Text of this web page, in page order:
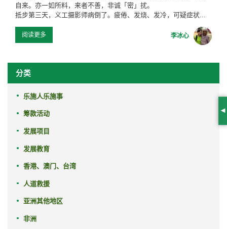
自来。亦一如所料，来者不善，非诚「密」扰。
抵步第三天，义工摄影师病倒了。疲倦、发烧、发冷，可疑症状...
阅读更多 李冰心
分类
乐施人乐施事
筹款活动
发展项目
发展教育
香港、澳门、台湾
人道救援
亚洲其他地区
非洲